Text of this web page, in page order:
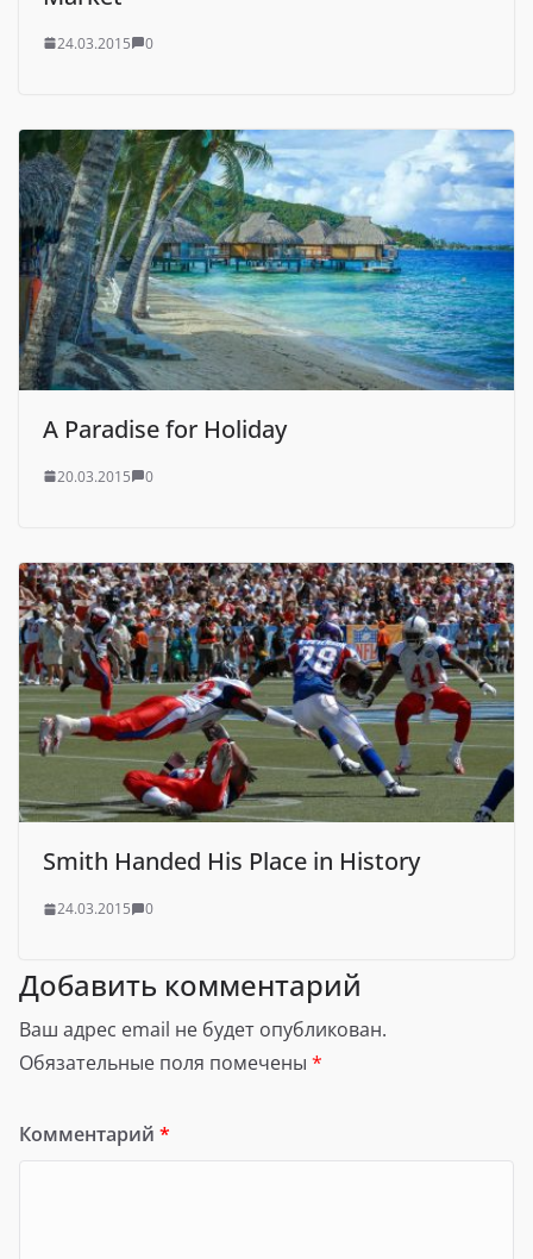
24.03.2015 0
A Paradise for Holiday
20.03.2015 0
Smith Handed His Place in History
24.03.2015 0
Добавить комментарий
Ваш адрес email не будет опубликован.
Обязательные поля помечены *
Комментарий *